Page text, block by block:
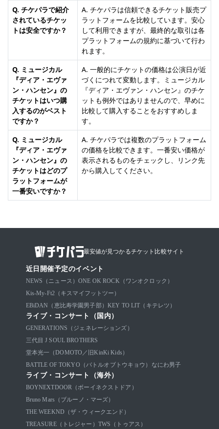
Q. チケパラで紹介
されているチケッ
トは安全ですか？
A. チケパラは信頼できるチケット販売プ
ラットフォームを比較しています。安心
して利用できますが、最終的な取引は各
プラットフォームの規約に基づいて行わ
れます。
Q. ミュージカル
『ディア・エヴァ
ン・ハンセン』の
チケットはいつ購
入するのがベスト
ですか？
A. 一般的にチケットの価格は公演日が近
づくにつれて変動します。ミュージカル
『ディア・エヴァン・ハンセン』のチケ
ットも例外ではありませんので、早めに
比較して購入することをおすすめしま
す。
Q. ミュージカル
『ディア・エヴァ
ン・ハンセン』の
チケットはどのプ
ラットフォームが
一番安いですか？
A. チケパラでは複数のプラットフォーム
の価格を比較できます。一番安い価格が
表示されるものをチェックし、リンク先
から購入してください。
最安値が見つかるチケット比較サイト
近日開催予定のイベント
NEWS（ニュース） ONE OK ROCK（ワンオクロック）
Kis-My-Ft2（キスマイフットツー）
EBiDAN（恵比寿学園男子部） KEY TO LIT（キテレツ）
ライブ・コンサート（国内）
GENERATIONS（ジェネレーションズ）
三代目 J SOUL BROTHERS
堂本光一（DOMOTO／旧KinKi Kids）
BATTLE OF TOKYO（バトルオブトウキョウ）
なにわ男子
ライブ・コンサート（海外）
BOYNEXTDOOR（ボーイネクストドア）
Bruno Mars（ブルーノ・マーズ）
THE WEEKND（ザ・ウィークエンド）
TREASURE（トレジャー） TWS（トゥアス）